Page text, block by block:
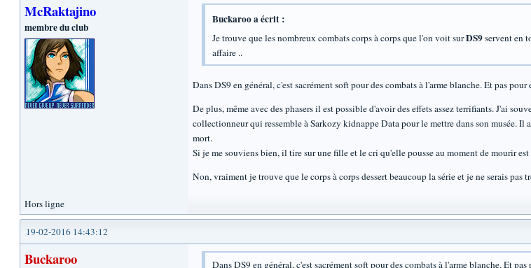
McRaktajino
membre du club
Buckaroo a écrit :
Je trouve que les nombreux combats corps à corps que l'on voit surDS9servent en
affaire ..
Dans DS9 en général, c'est sacrément soft pour des combats à l'arme blanche. Et pas
De plus, même avec des phasers il est possible d'avoir des effets assez terrifiants. J'ai
collectionneur qui ressemble à Sarkozy kidnappe Data pour le mettre dans son musée.
mort.
Si je me souviens bien, il tire sur une fille et le cri qu'elle pousse au moment de mourir est
Non, vraiment je trouve que le corps à corps dessert beaucoup la série et je ne serais
Hors ligne
19-02-2016 14:43:12
Buckaroo Dans DS9 en général, c'est sacrément soft pour des combats à l'arme blanche. Et